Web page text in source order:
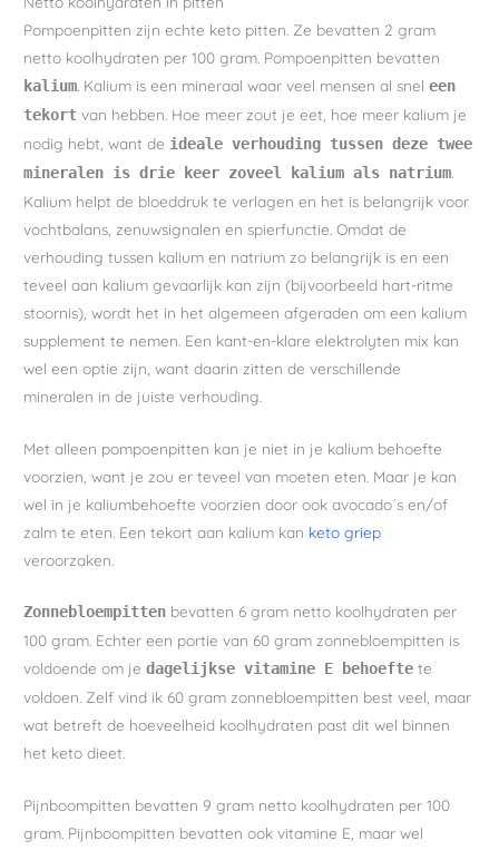
Pompoenpitten zijn echte keto pitten. Ze bevatten 2 gram
netto koolhydraten per 100 gram. Pompoenpitten bevatten
kalium. Kalium is een mineraal waar veel mensen al sneleen
tekort van hebben. Hoe meer zout je eet, hoe meer kalium je
nodig hebt, want de ideale verhouding tussen deze twee
mineralen is drie keer zoveel kalium als natrium.
Kalium helpt de bloeddruk te verlagen en het is belangrijk voor
vochtbalans, zenuwsignalen en spierfunctie. Omdat de
verhouding tussen kalium en natrium zo belangrijk is en een
teveel aan kalium gevaarlijk kan zijn (bijvoorbeeld hart-ritme
stoornis), wordt het in het algemeen afgeraden om een kalium
supplement te nemen. Een kant-en-klare elektrolyten mix kan
wel een optie zijn, want daarin zitten de verschillende
mineralen in de juiste verhouding.
Met alleen pompoenpitten kan je niet in je kalium behoefte
voorzien, want je zou er teveel van moeten eten. Maar je kan
wel in je kaliumbehoefte voorzien door ook avocado´s en/of
zalm te eten. Een tekort aan kalium kan keto griep
veroorzaken.
Zonnebloempitten bevatten 6 gram netto koolhydraten per
100 gram. Echter een portie van 60 gram zonnebloempitten is
voldoende om jedagelijkse vitamine E behoefte te
voldoen. Zelf vind ik 60 gram zonnebloempitten best veel, maar
wat betreft de hoeveelheid koolhydraten past dit wel binnen
het keto dieet.
Pijnboompitten bevatten 9 gram netto koolhydraten per 100
gram. Pijnboompitten bevatten ook vitamine E, maar wel